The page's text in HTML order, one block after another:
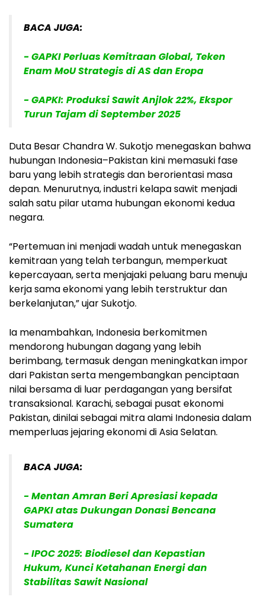
BACA JUGA:
- GAPKI Perluas Kemitraan Global, Teken
Enam MoU Strategis di AS dan Eropa
- GAPKI: Produksi Sawit Anjlok 22%, Ekspor
Turun Tajam di September 2025
Duta Besar Chandra W. Sukotjo menegaskan bahwa
hubungan Indonesia–Pakistan kini memasuki fase
baru yang lebih strategis dan berorientasi masa
depan. Menurutnya, industri kelapa sawit menjadi
salah satu pilar utama hubungan ekonomi kedua
negara.
“Pertemuan ini menjadi wadah untuk menegaskan
kemitraan yang telah terbangun, memperkuat
kepercayaan, serta menjajaki peluang baru menuju
kerja sama ekonomi yang lebih terstruktur dan
berkelanjutan,” ujar Sukotjo.
Ia menambahkan, Indonesia berkomitmen
mendorong hubungan dagang yang lebih
berimbang, termasuk dengan meningkatkan impor
dari Pakistan serta mengembangkan penciptaan
nilai bersama di luar perdagangan yang bersifat
transaksional. Karachi, sebagai pusat ekonomi
Pakistan, dinilai sebagai mitra alami Indonesia dalam
memperluas jejaring ekonomi di Asia Selatan.
BACA JUGA:
- Mentan Amran Beri Apresiasi kepada
GAPKI atas Dukungan Donasi Bencana
Sumatera
- IPOC 2025: Biodiesel dan Kepastian
Hukum, Kunci Ketahanan Energi dan
Stabilitas Sawit Nasional